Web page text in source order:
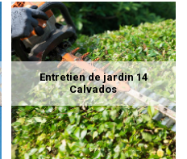
Entretien de jardin 14
Calvados